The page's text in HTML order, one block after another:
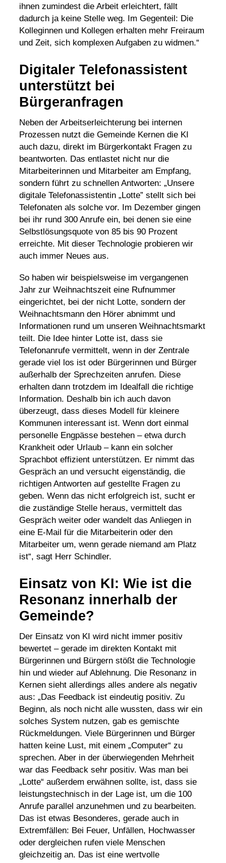
ihnen zumindest die Arbeit erleichtert, fällt
dadurch ja keine Stelle weg. Im Gegenteil: Die
Kolleginnen und Kollegen erhalten mehr Freiraum
und Zeit, sich komplexen Aufgaben zu widmen.“
Digitaler Telefonassistent
unterstützt bei
Bürgeranfragen
Neben der Arbeitserleichterung bei internen
Prozessen nutzt die Gemeinde Kernen die KI
auch dazu, direkt im Bürgerkontakt Fragen zu
beantworten. Das entlastet nicht nur die
Mitarbeiterinnen und Mitarbeiter am Empfang,
sondern führt zu schnellen Antworten: „Unsere
digitale Telefonassistentin „Lotte” stellt sich bei
Telefonaten als solche vor. Im Dezember gingen
bei ihr rund 300 Anrufe ein, bei denen sie eine
Selbstlösungsquote von 85 bis 90 Prozent
erreichte. Mit dieser Technologie probieren wir
auch immer Neues aus.
So haben wir beispielsweise im vergangenen
Jahr zur Weihnachtszeit eine Rufnummer
eingerichtet, bei der nicht Lotte, sondern der
Weihnachtsmann den Hörer abnimmt und
Informationen rund um unseren Weihnachtsmarkt
teilt. Die Idee hinter Lotte ist, dass sie
Telefonanrufe vermittelt, wenn in der Zentrale
gerade viel los ist oder Bürgerinnen und Bürger
außerhalb der Sprechzeiten anrufen. Diese
erhalten dann trotzdem im Idealfall die richtige
Information. Deshalb bin ich auch davon
überzeugt, dass dieses Modell für kleinere
Kommunen interessant ist. Wenn dort einmal
personelle Engpässe bestehen – etwa durch
Krankheit oder Urlaub – kann ein solcher
Sprachbot effizient unterstützen. Er nimmt das
Gespräch an und versucht eigenständig, die
richtigen Antworten auf gestellte Fragen zu
geben. Wenn das nicht erfolgreich ist, sucht er
die zuständige Stelle heraus, vermittelt das
Gespräch weiter oder wandelt das Anliegen in
eine E-Mail für die Mitarbeiterin oder den
Mitarbeiter um, wenn gerade niemand am Platz
ist“, sagt Herr Schindler.
Einsatz von KI: Wie ist die
Resonanz innerhalb der
Gemeinde?
Der Einsatz von KI wird nicht immer positiv
bewertet – gerade im direkten Kontakt mit
Bürgerinnen und Bürgern stößt die Technologie
hin und wieder auf Ablehnung. Die Resonanz in
Kernen sieht allerdings alles andere als negativ
aus: „Das Feedback ist eindeutig positiv. Zu
Beginn, als noch nicht alle wussten, dass wir ein
solches System nutzen, gab es gemischte
Rückmeldungen. Viele Bürgerinnen und Bürger
hatten keine Lust, mit einem „Computer“ zu
sprechen. Aber in der überwiegenden Mehrheit
war das Feedback sehr positiv. Was man bei
„Lotte“ außerdem erwähnen sollte, ist, dass sie
leistungstechnisch in der Lage ist, um die 100
Anrufe parallel anzunehmen und zu bearbeiten.
Das ist etwas Besonderes, gerade auch in
Extremfällen: Bei Feuer, Unfällen, Hochwasser
oder dergleichen rufen viele Menschen
gleichzeitig an. Das ist eine wertvolle